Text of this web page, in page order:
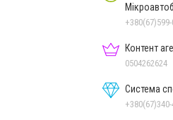
Контент
0504262624
Система